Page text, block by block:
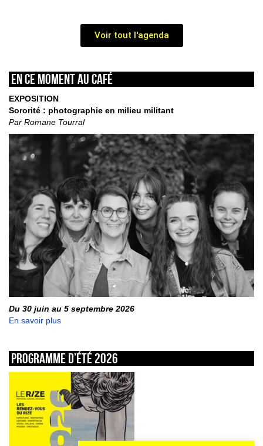
Voir tout l'agenda
En ce moment au café
EXPOSITION
Sororité : photographie en milieu militant
Par Romane Tourral
Du 30 juin au 5 septembre 2026
En savoir plus
Programme d’été 2026